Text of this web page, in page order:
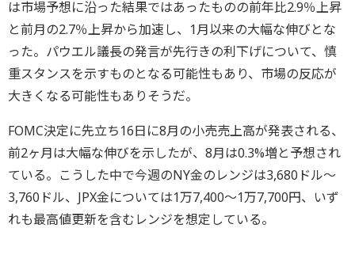
は市場予想に沿った結果ではあったものの前年比2.9％上昇
と前月の2.7％上昇から加速し、1月以来の大幅な伸びとな
った。パウエル議長の発言が先行きの利下げについて、慎
重スタンスを示すものとなる可能性もあり、市場の反応が
大きくなる可能性もありそうだ。
FOMC決定に先立ち16日に8月の小売売上高が発表される、
前2ヶ月は大幅な伸びを示したが、8月は0.3%増と予想され
ている。こうした中で今週のNY金のレンジは3,680ドル～
3,760ドル、JPX金については1万7,400～1万7,700円、いず
れも最高値更新を含むレンジを想定している。